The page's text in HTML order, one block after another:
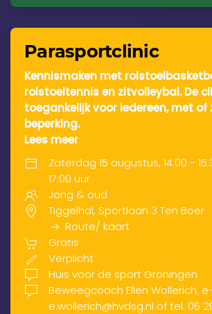
Parasportclinic
Kennismaken met
rolstoeltennis en zitvolleybal. De
toegankelijk voor iedereen, met of
beperking.
Lees meer
Zaterdag 15 augustus, 14:00 -
17:00 uur
Jong & oud
Tiggelhal, Sportlaan 3 Ten Boer
Route/ kaart
Gratis
Verplicht
Huis voor de sport Groningen
Beweegcoach Ellen Wollerich,
e.wollerich@hvdsg.nl of tel. 06